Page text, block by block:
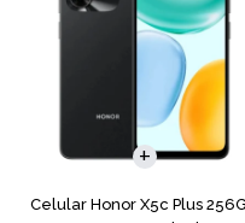
Celular Honor X5c Plus
COMPARAR